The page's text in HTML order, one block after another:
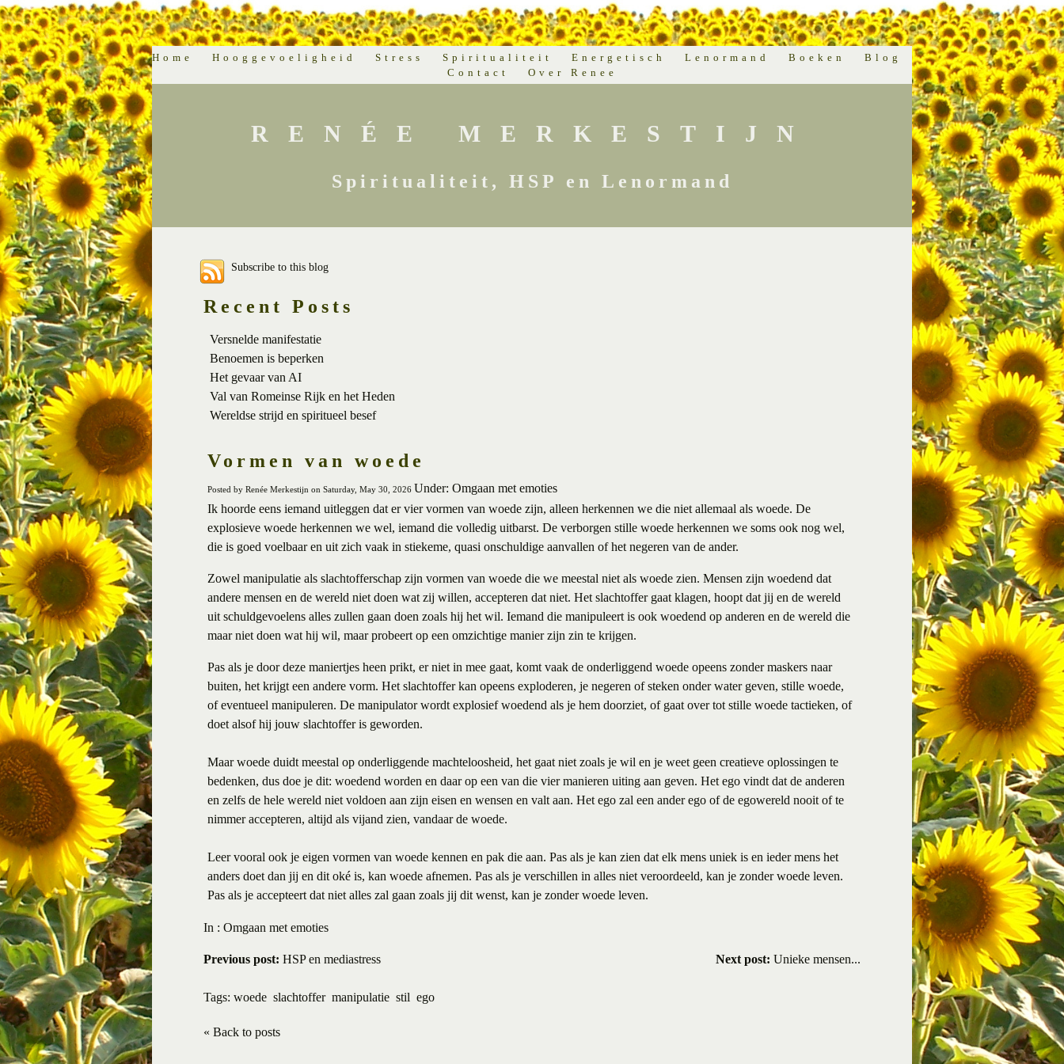
Home Hooggevoeligheid Stress Spiritualiteit Energetisch Lenormand Boeken
Blog
Contact
Over Renee
RENÉE MERKESTIJN
Spiritualiteit, HSP en Lenormand
Subscribe to this blog
Recent Posts
Versnelde manifestatie
Benoemen is beperken
Het gevaar van AI
Val van Romeinse Rijk en het Heden
Wereldse strijd en spiritueel besef
Vormen van woede
Posted by Renée Merkestijn on Saturday, May 30, 2026 Under: Omgaan met emoties
Ik hoorde eens iemand uitleggen dat er vier vormen van woede zijn, alleen herkennen we die niet allemaal als woede. De
explosieve woede herkennen we wel, iemand die volledig uitbarst. De verborgen stille woede herkennen we soms ook nog wel,
die is goed voelbaar en uit zich vaak in stiekeme, quasi onschuldige aanvallen of het negeren van de ander.
Zowel manipulatie als slachtofferschap zijn vormen van woede die we meestal niet als woede zien. Mensen zijn woedend dat
andere mensen en de wereld niet doen wat zij willen, accepteren dat niet. Het slachtoffer gaat klagen, hoopt dat jij en de wereld
uit schuldgevoelens alles zullen gaan doen zoals hij het wil. Iemand die manipuleert is ook woedend op anderen en de wereld die
maar niet doen wat hij wil, maar probeert op een omzichtige manier zijn zin te krijgen.
Pas als je door deze maniertjes heen prikt, er niet in mee gaat, komt vaak de onderliggend woede opeens zonder maskers naar
buiten, het krijgt een andere vorm. Het slachtoffer kan opeens exploderen, je negeren of steken onder water geven, stille woede,
of eventueel manipuleren. De manipulator wordt explosief woedend als je hem doorziet, of gaat over tot stille woede tactieken, of
doet alsof hij jouw slachtoffer is geworden.
Maar woede duidt meestal op onderliggende machteloosheid, het gaat niet zoals je wil en je weet geen creatieve oplossingen te
bedenken, dus doe je dit: woedend worden en daar op een van die vier manieren uiting aan geven. Het ego vindt dat de anderen
en zelfs de hele wereld niet voldoen aan zijn eisen en wensen en valt aan. Het ego zal een ander ego of de egowereld nooit of te
nimmer accepteren, altijd als vijand zien, vandaar de woede.
Leer vooral ook je eigen vormen van woede kennen en pak die aan. Pas als je kan zien dat elk mens uniek is en ieder mens het
anders doet dan jij en dit oké is, kan woede afnemen. Pas als je verschillen in alles niet veroordeeld, kan je zonder woede leven.
Pas als je accepteert dat niet alles zal gaan zoals jij dit wenst, kan je zonder woede leven.
In : Omgaan met emoties
Next post: Unieke mensen...
Previous post: HSP en mediastress
Tags: woede slachtoffer manipulatie stil ego
« Back to posts